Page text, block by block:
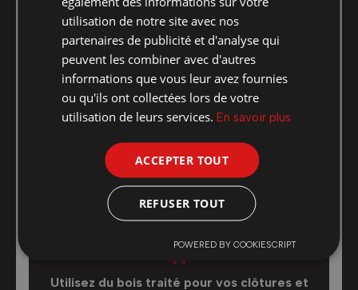
Ne stockez pas de bois de chauffage
contre
votre maison, cela attire les insectes
xylophages.
Retirez les arbres morts et les souches
votre jardin, véritables nids à insectes.
Utilisez du bois traité pour vos clôtures et
utilisation de notre site avec nos
partenaires de publicité et d'analyse qui
peuvent les combiner avec d'autres
informations que vous leur avez fournies
ou qu'ils ont collectées lors de votre
utilisation de leurs services.En savoir plus
ACCEPTER TOUT
REFUSER TOUT
POWERED BY COOKIESCRIPT